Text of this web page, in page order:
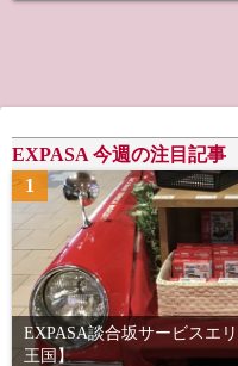
EXPASA 今週の注目記事
1
EXPASA談合坂サービスエ
王国】